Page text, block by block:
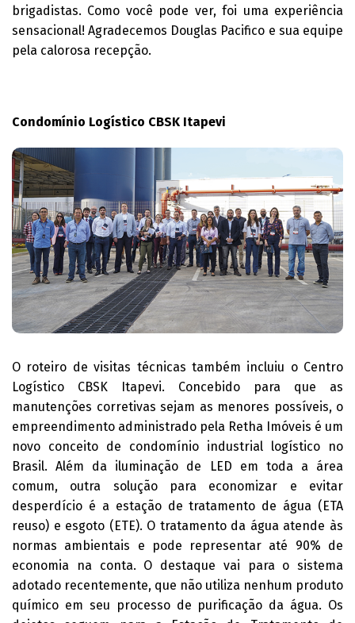
brigadistas. Como você pode ver, foi uma experiência
sensacional! Agradecemos Douglas Pacifico e sua equipe
pela calorosa recepção.
Condomínio Logístico CBSK Itapevi
O roteiro de visitas técnicas também incluiu o Centro
Logístico CBSK Itapevi. Concebido para que as
manutenções corretivas sejam as menores possíveis, o
empreendimento administrado pela Retha Imóveis é um
novo conceito de condomínio industrial logístico no
Brasil. Além da iluminação de LED em toda a área
comum, outra solução para economizar e evitar
desperdício é a estação de tratamento de água (ETA
reuso) e esgoto (ETE). O tratamento da água atende às
normas ambientais e pode representar até 90% de
economia na conta. O destaque vai para o sistema
adotado recentemente, que não utiliza nenhum produto
químico em seu processo de purificação da água. Os